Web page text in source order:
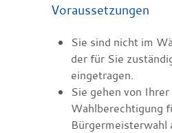
Voraussetzungen
Sie sind nicht im
der für Sie
eingetragen.
Sie gehen von Ihrer
Wahlberechtigung
Bürgermeisterwahl